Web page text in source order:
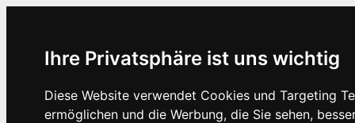
Ihre Privatsphäre ist uns wichtig
Diese Website verwendet Cookies und Targeting
ermöglichen und die Werbung, die Sie sehen,